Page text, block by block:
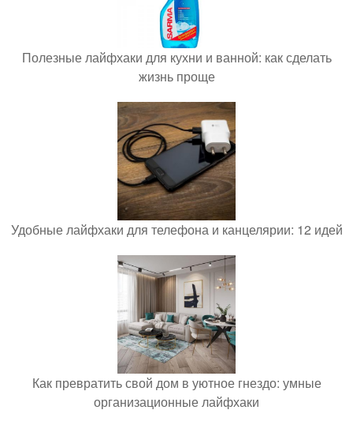
Полезные лайфхаки для кухни и ванной: как сделать
жизнь проще
Удобные лайфхаки для телефона и канцелярии: 12 идей
Как превратить свой дом в уютное гнездо: умные
организационные лайфхаки